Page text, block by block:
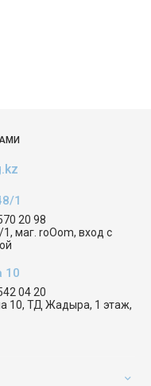
1
20 98
маг. roOom, вход с
10
04 20
10, ТД Жадыра, 1 этаж,